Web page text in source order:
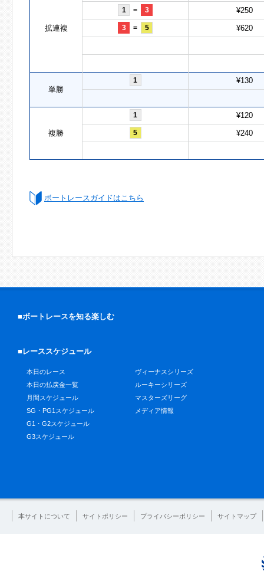
拡連複
1 = 3 ¥250
3 = 5 ¥620
単勝
1 ¥130
複勝
1 ¥120
5 ¥240
ボートレースガイドはこちら
■ボートレースを知る楽しむ
■レーススケジュール
本日のレース
本日の払戻金一覧
月間スケジュール
SG・PG1スケジュール
G1・G2スケジュール
G3スケジュール
ヴィーナスシリーズ
ルーキーシリーズ
マスターズリーグ
メディア情報
本サイトについて サイトポリシー プライバシーポリシー サイトマップ